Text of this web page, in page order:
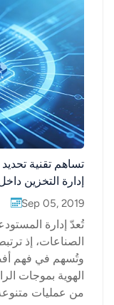
语
어
ทย
إدارة التخزين
التخزين أكثر كفاءة
Sep 05, 2019
تُعدّ إدارة
الصناعات، إذ
وتُسهم في فهم
من عمليات